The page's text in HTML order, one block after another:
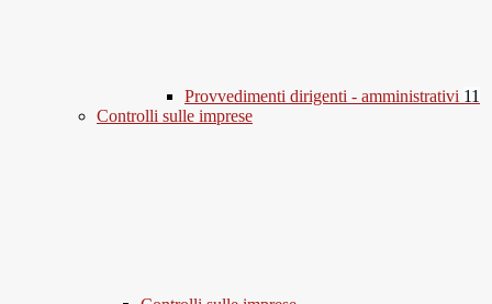
Provvedimenti dirigenti - amministrativi 11
Controlli sulle imprese